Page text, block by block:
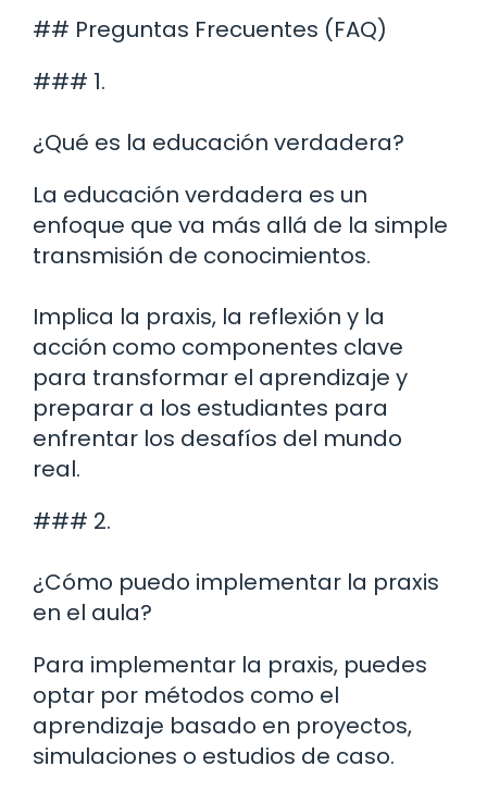
## Preguntas Frecuentes (FAQ)
### 1.
¿Qué es la educación verdadera?
La educación verdadera es un
enfoque que va más allá de la simple
transmisión de conocimientos.
Implica la praxis, la reflexión y la
acción como componentes clave
para transformar el aprendizaje y
preparar a los estudiantes para
enfrentar los desafíos del mundo
real.
### 2.
¿Cómo puedo implementar la praxis
en el aula?
Para implementar la praxis, puedes
optar por métodos como el
aprendizaje basado en proyectos,
simulaciones o estudios de caso.